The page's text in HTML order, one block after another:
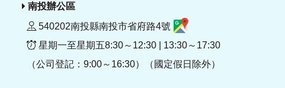
南投辦公區
540202南投縣南投市省府路4號
星期一至星期五8:30～12:30 | 13:30～17:30
（公司登記：9:00～16:30）（國定假日除外）